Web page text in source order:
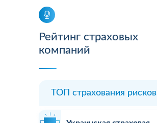
Рейтинг страховых
компаний
ТОП страхования рисков